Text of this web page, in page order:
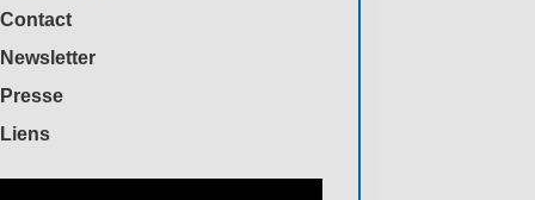
Contact
Newsletter
Presse
Liens